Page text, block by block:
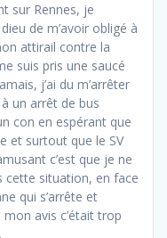
sur Rennes, je
de m’avoir obligé à
attirail contre la
suis pris une saucé
j’ai du m’arrêter
à un arrêt de bus
con en espérant que
et surtout que le SV
c’est que je ne
cette situation, en face
qui s’arrête et
avis c’était trop